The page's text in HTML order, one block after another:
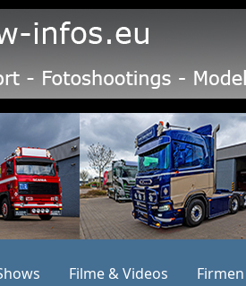
Filme & Videos